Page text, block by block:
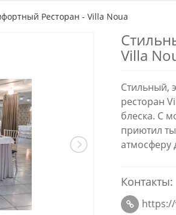
Ресторан - Villa Noua
Villa
Стильный,
ресторан
блеска. С
приютил
атмосферу
Контакты: